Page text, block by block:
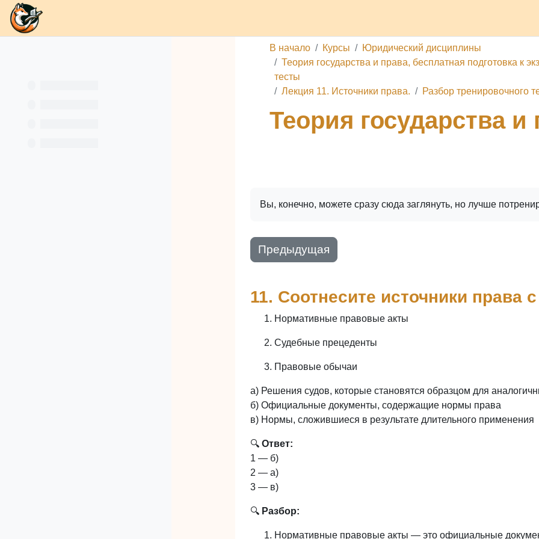
В начало Курсы
Юридический дисциплины
Теория государства и права, бесплатная подготовка к
тесты
Лекция 11. Источники права.
Разбор тренировочного
Теория государства и
Вы, конечно, можете сразу сюда заглянуть, но лучше
Предыдущая
11. Соотнесите источники права
Нормативные правовые акты
Судебные прецеденты
Правовые обычаи
а) Решения судов, которые становятся образцом для
б) Официальные документы, содержащие нормы права
в) Нормы, сложившиеся в результате длительного применения
🔍 Ответ:
1 — б)
2 — а)
3 — в)
🔍 Разбор:
Нормативные правовые акты — это официальные